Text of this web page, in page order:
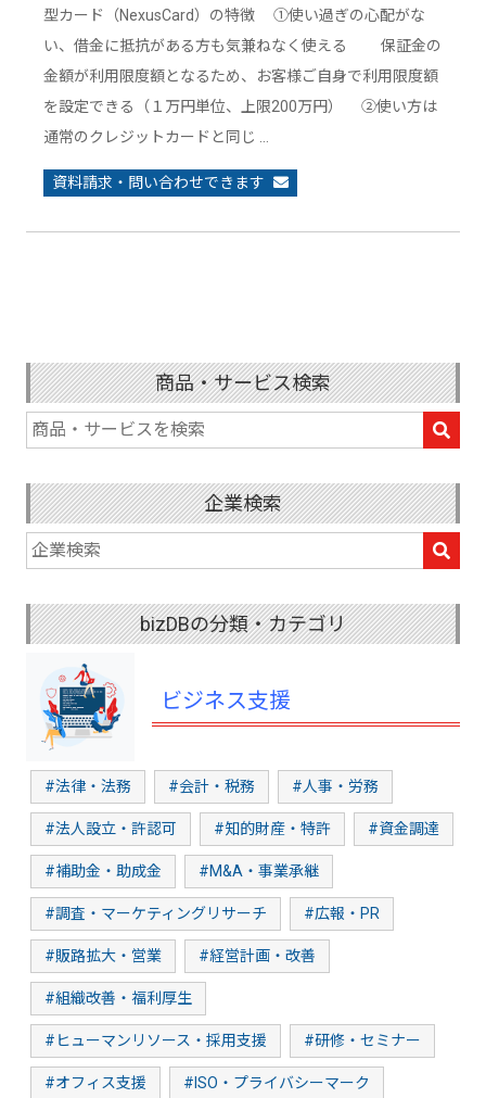
型カード（NexusCard）の特徴 ①使い過ぎの心配がな
い、借金に抵抗がある方も気兼ねなく使える 保証金の
金額が利用限度額となるため、お客様ご自身で利用限度額
を設定できる（１万円単位、上限200万円） ②使い方は
通常のクレジットカードと同じ …
資料請求・問い合わせできます
商品・サービス検索
企業検索
bizDBの分類・カテゴリ
ビジネス支援
#法律・法務 #会計・税務 #人事・労務
#法人設立・許認可 #知的財産・特許 #資金調達
#補助金・助成金 #M&A・事業承継
#調査・マーケティングリサーチ #広報・PR
#販路拡大・営業 #経営計画・改善
#組織改善・福利厚生
#ヒューマンリソース・採用支援 #研修・セミナー
#オフィス支援 #ISO・プライバシーマーク